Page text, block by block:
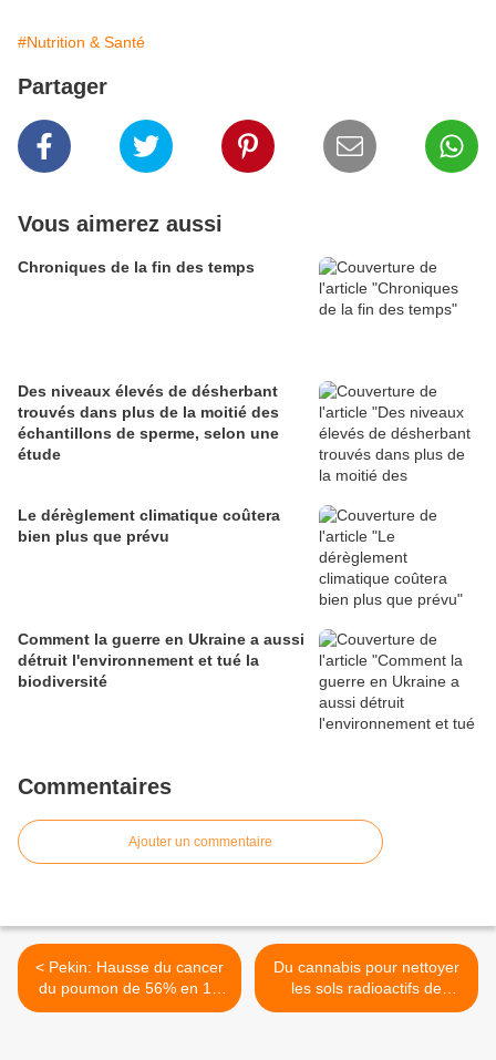
#Nutrition & Santé
Partager
Vous aimerez aussi
Chroniques de la fin des temps
Des niveaux élevés de désherbant
trouvés dans plus de la moitié des
échantillons de sperme, selon une
étude
Le dérèglement climatique coûtera
bien plus que prévu
Comment la guerre en Ukraine a aussi
détruit l'environnement et tué la
biodiversité
Commentaires
Ajouter un commentaire
< Pekin: Hausse du cancer
du poumon de 56% en 10
ans !
Du cannabis pour nettoyer
les sols radioactifs de
Fukushima >